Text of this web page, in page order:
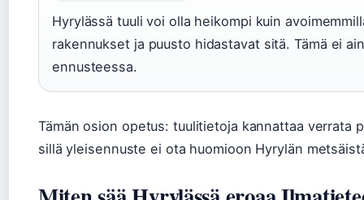
Hyrylässä tuuli voi olla heikompi kuin
rakennukset ja puusto hidastavat sitä. Tämä ei
ennusteessa.
Tämän osion opetus: tuulitietoja kannattaa verrata
sillä yleisennuste ei ota huomioon Hyrylän